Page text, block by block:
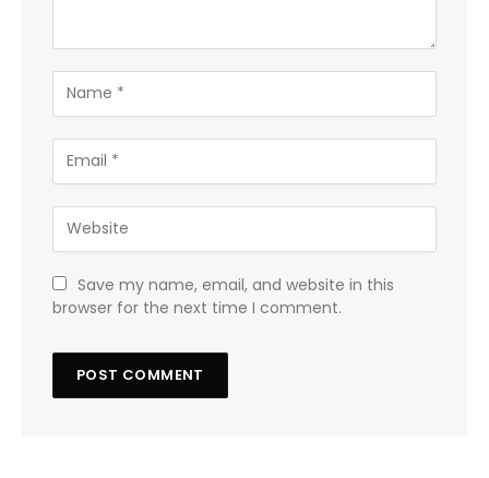
Save my name, email, and website in this
browser for the next time I comment.